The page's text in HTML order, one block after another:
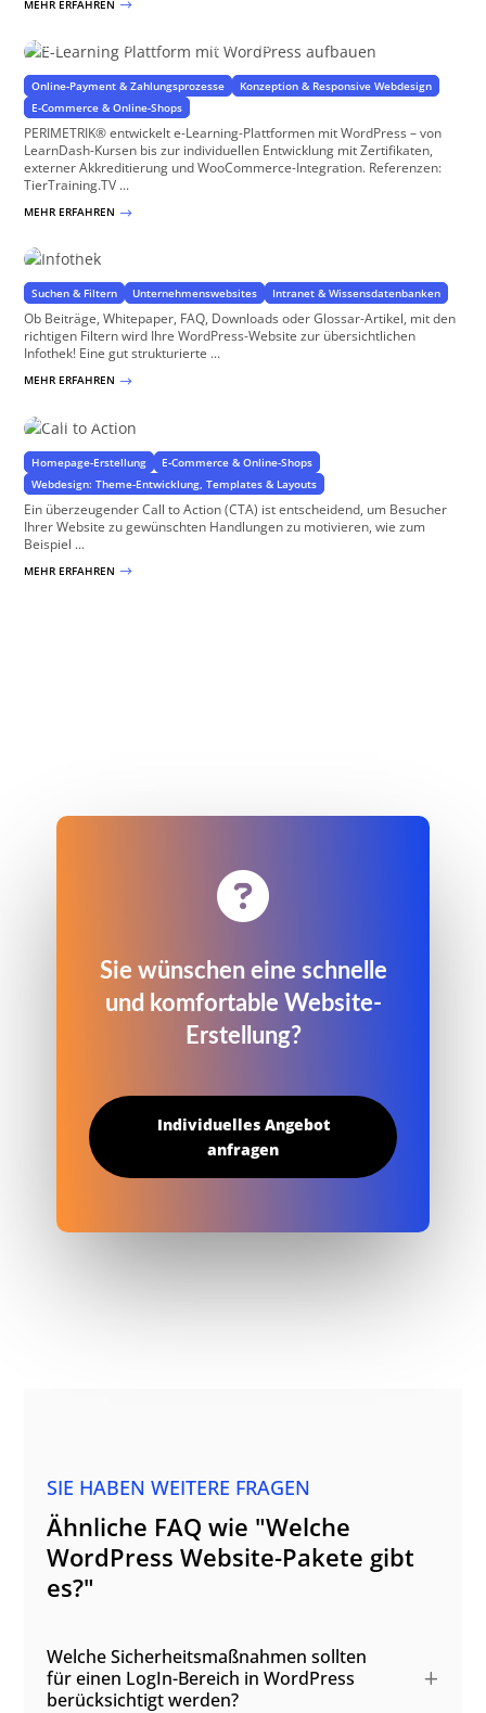
MEHR ERFAHREN $
Bauen Sie ein lukratives E-Learning-Portal auf!
Online-Payment & Zahlungsprozesse
Konzeption & Responsive Webdesign
E-Commerce & Online-Shops
PERIMETRIK® entwickelt e-Learning-Plattformen mit WordPress – von
LearnDash-Kursen bis zur individuellen Entwicklung mit Zertifikaten,
externer Akkreditierung und WooCommerce-Integration. Referenzen:
TierTraining.TV ...
MEHR ERFAHREN $
Wissen erschließen und teilen
Suchen & Filtern Unternehmenswebsites Intranet & Wissensdatenbanken
Ob Beiträge, Whitepaper, FAQ, Downloads oder Glossar-Artikel, mit den
richtigen Filtern wird Ihre WordPress-Website zur übersichtlichen
Infothek! Eine gut strukturierte ...
MEHR ERFAHREN $
Animieren SIe Ihre Besucher zur Conversion
Homepage-Erstellung
E-Commerce & Online-Shops
Webdesign: Theme-Entwicklung, Templates & Layouts
Ein überzeugender Call to Action (CTA) ist entscheidend, um Besucher
Ihrer Website zu gewünschten Handlungen zu motivieren, wie zum
Beispiel ...
MEHR ERFAHREN $

Sie wünschen eine schnelle
und komfortable Website-
Erstellung?
Individuelles Angebot
anfragen
SIE HABEN WEITERE FRAGEN
Ähnliche FAQ wie "Welche
WordPress Website-Pakete gibt
es?"
Welche Sicherheitsmaßnahmen sollten
für einen LogIn-Bereich in WordPress
berücksichtigt werden?